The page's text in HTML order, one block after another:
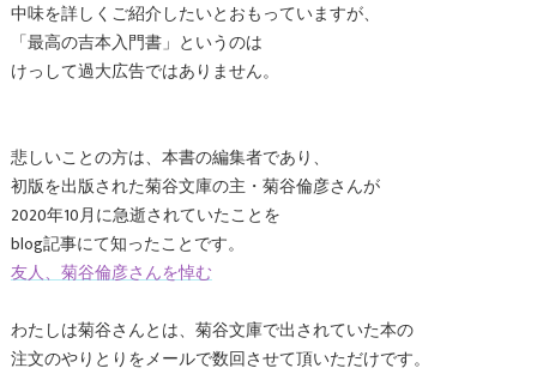
中味を詳しくご紹介したいとおもっていますが、
「最高の吉本入門書」というのは
けっして過大広告ではありません。
悲しいことの方は、本書の編集者であり、
初版を出版された菊谷文庫の主・菊谷倫彦さんが
2020年10月に急逝されていたことを
blog記事にて知ったことです。
友人、菊谷倫彦さんを悼む
わたしは菊谷さんとは、菊谷文庫で出されていた本の
注文のやりとりをメールで数回させて頂いただけです。